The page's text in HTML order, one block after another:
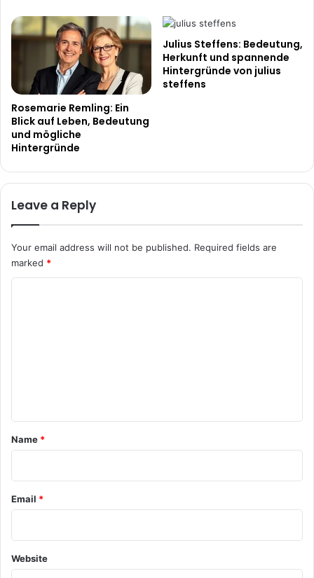
Rosemarie Remling: Ein
Blick auf Leben, Bedeutung
und mögliche
Hintergründe
Julius Steffens: Bedeutung,
Herkunft und spannende
Hintergründe von julius
steffens
Leave a Reply
Your email address will not be published. Required fields are
marked *
*
Name *
Email *
Website